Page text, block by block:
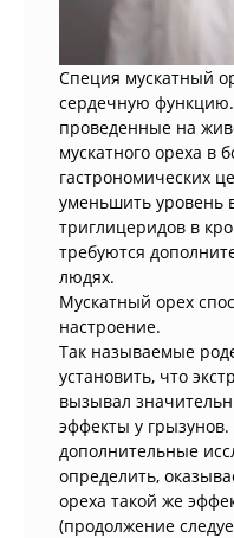
Специя мускатный
сердечную
проведенные на
мускатного ореха в
гастрономических
уменьшить уровень
триглицеридов в
требуются
людях.
Мускатный орех
настроение.
Так называемые
установить, что
вызывал
эффекты у
дополнительные
определить,
ореха такой же
(продолжение